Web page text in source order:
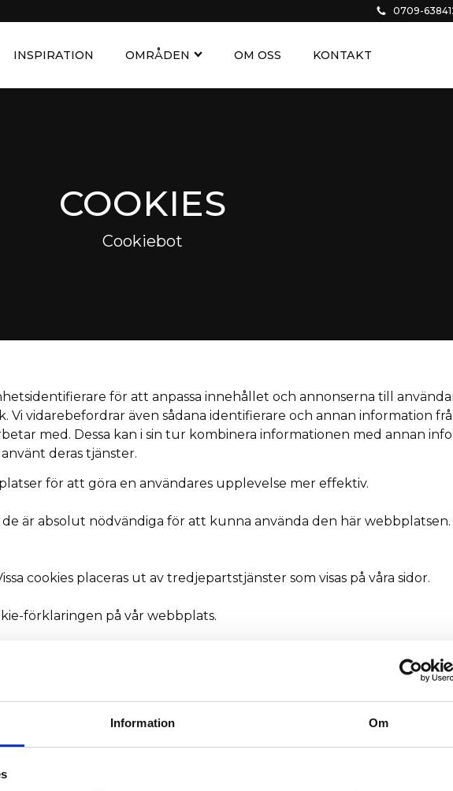
Information Om
0709-
INSPIRATION OMRÅDEN OM OSS KONTAKT
COOKIES
Cookiebot
för att anpassa innehållet och annonserna till
Vi vidarebefordrar även sådana identifierare och annan information
med. Dessa kan i sin tur kombinera informationen med annan
deras tjänster.
för att göra en användares upplevelse mer effektiv.
är absolut nödvändiga för att kunna använda den här webbplatsen.
cookies placeras ut av tredjepartstjänster som visas på våra sidor.
förklaringen på vår webbplats.
oss och på vilket sätt vi behandlar personuppgifter.
oss gällande ditt samtycke.